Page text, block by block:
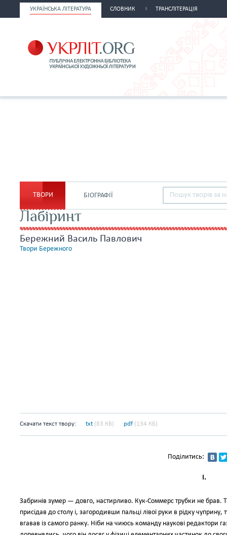
УКРАЇНСЬКА ЛІТЕРАТУРА СЛОВНИК ТРАНСЛІТЕРАЦІЯ
ТВОРИ БІОГРАФІЇ
Лабіринт
Бережний Василь Павлович
Твори Бережного
Скачати текст твору: txt (83 КБ) pdf (134 КБ)
Поділитись:
I.
Забринів зумер — довго, настирливо. Кук-Соммерс трубки не брав.
присідав до столу і, загородивши пальці лівої руки в рідку
вгавав із самого ранку. Ніби на чиюсь команду наукові редактори